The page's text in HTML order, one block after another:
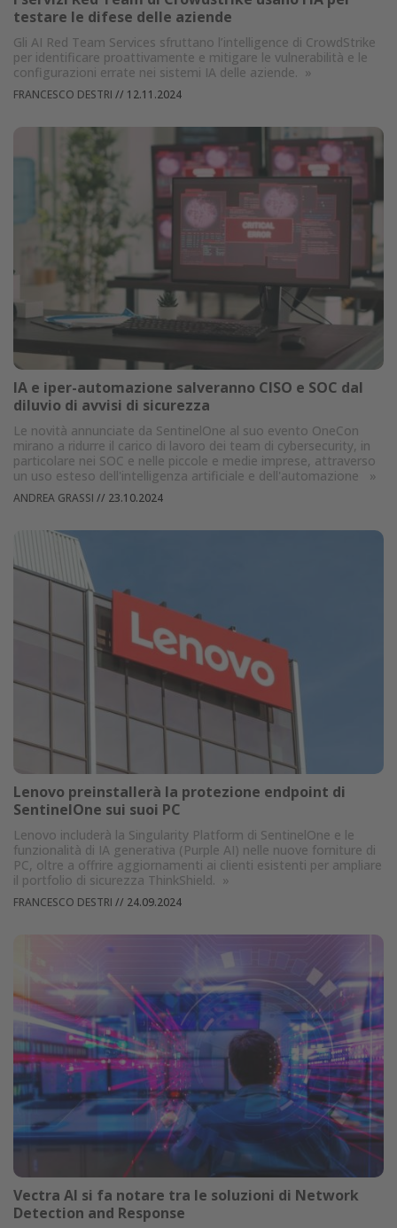
testare le difese delle aziende
Gli AI Red Team Services sfruttano l’intelligence di CrowdStrike
per identificare proattivamente e mitigare le vulnerabilità e le
configurazioni errate nei sistemi IA delle aziende. »
FRANCESCO DESTRI // 12.11.2024
IA e iper-automazione salveranno CISO e SOC dal
diluvio di avvisi di sicurezza
Le novità annunciate da SentinelOne al suo evento OneCon
mirano a ridurre il carico di lavoro dei team di cybersecurity, in
particolare nei SOC e nelle piccole e medie imprese, attraverso
un uso esteso dell'intelligenza artificiale e dell'automazione
»
ANDREA GRASSI // 23.10.2024
Lenovo preinstallerà la protezione endpoint di
SentinelOne sui suoi PC
Lenovo includerà la Singularity Platform di SentinelOne e le
funzionalità di IA generativa (Purple AI) nelle nuove forniture di
PC, oltre a offrire aggiornamenti ai clienti esistenti per ampliare
il portfolio di sicurezza ThinkShield. »
FRANCESCO DESTRI // 24.09.2024
Vectra AI si fa notare tra le soluzioni di Network
Detection and Response